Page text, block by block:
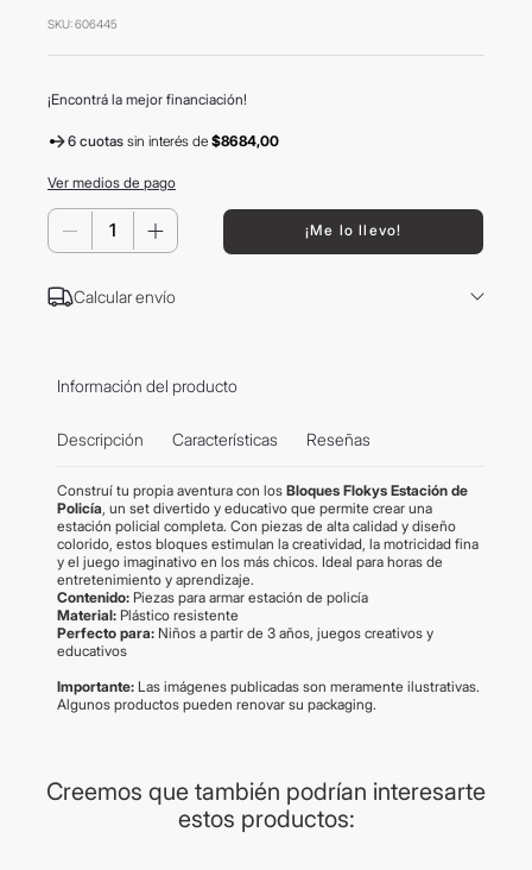
SKU:606445
¡Encontrá la mejor financiación!
6 cuotas sin interésde $8684,00
Ver medios de pago
＋
－ ¡Me lo llevo!
Calcular envío
Información del producto
Descripción Características Reseñas
Construí tu propia aventura con los Bloques Flokys Estación de
Policía , un set divertido y educativo que permite crear una
estación policial completa. Con piezas de alta calidad y diseño
colorido, estos bloques estimulan la creatividad, la motricidad fina
y el juego imaginativo en los más chicos. Ideal para horas de
entretenimiento y aprendizaje.
Contenido:Piezas para armar estación de policía
Material:Plástico resistente
Perfecto para:Niños a partir de 3 años, juegos creativos y
educativos
Importante: Las imágenes publicadas son meramente ilustrativas.
Algunos productos pueden renovar su packaging.
Creemos que también podrían interesarte
estos productos:
10. carolina herrera